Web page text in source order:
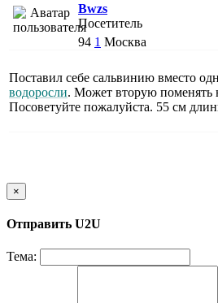
Bwzs
Посетитель
94 1 Москва
Поставил себе сальвинию вместо
водоросли. Может вторую поменять
Посоветуйте пожалуйста. 55 см
×
Отправить U2U
Тема: